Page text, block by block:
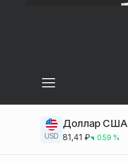
USD
Доллар США
81,41 ₽ 0.59 %